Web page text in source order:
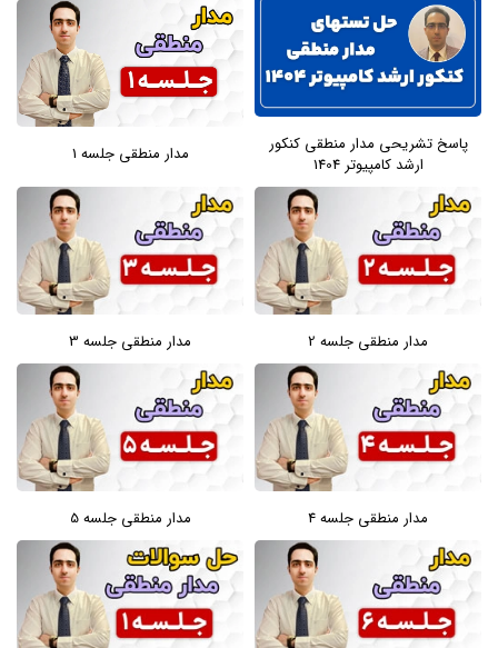
پاسخ تشریحی مدار منطقی کنکور
ارشد کامپیوتر 1404
مدار منطقی جلسه 1
مدار منطقی جلسه 2 مدار منطقی جلسه 3
مدار منطقی جلسه 4 مدار منطقی جلسه 5